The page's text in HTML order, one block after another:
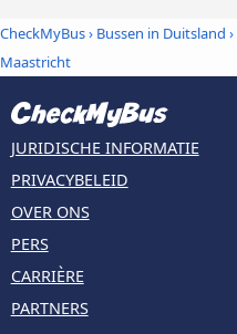
CheckMyBus› Bussen in Duitsland ›
Maastricht
JURIDISCHE INFORMATIE
PRIVACYBELEID
OVER ONS
PERS
CARRIÈRE
PARTNERS